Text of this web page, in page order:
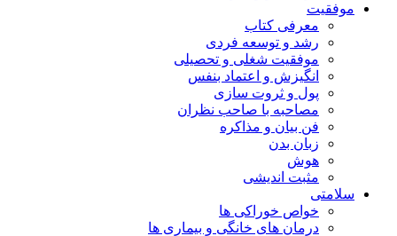
موفقیت
معرفی کتاب
رشد و توسعه فردی
موفقیت شغلی و تحصیلی
انگیزش و اعتماد بنفس
پول و ثروت سازی
مصاحبه با صاحب نظران
فن بیان و مذاکره
زبان بدن
هوش
مثبت اندیشی
سلامتی
خواص خوراکی ها
درمان های خانگی و بیماری ها